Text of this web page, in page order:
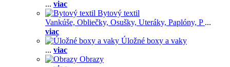
... viac
Bytový textil
Vankúše, Obliečky, Osušky, Uteráky, Paplóny, P ...
viac
Úložné boxy a vaky
... viac
Obrazy